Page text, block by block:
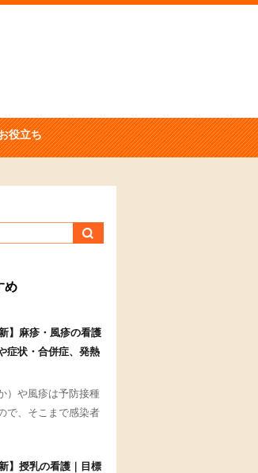
役立ち
め
】麻疹・風疹の看護
症状・合併症、発熱
）や風疹は予防接種
で、そこまで感染者
】授乳の看護｜目標